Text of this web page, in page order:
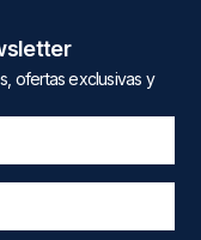
ofertas exclusivas y